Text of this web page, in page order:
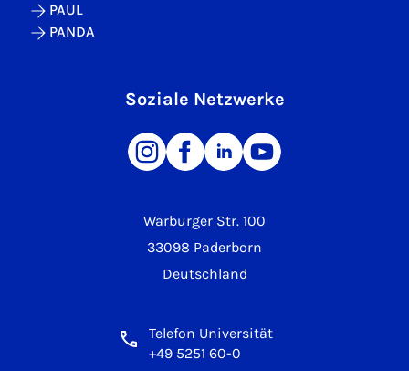
Warburger Str. 100
33098 Paderborn
Deutschland
Telefon Universität
+49 5251 60-0
PAUL
PANDA
Soziale Netzwerke